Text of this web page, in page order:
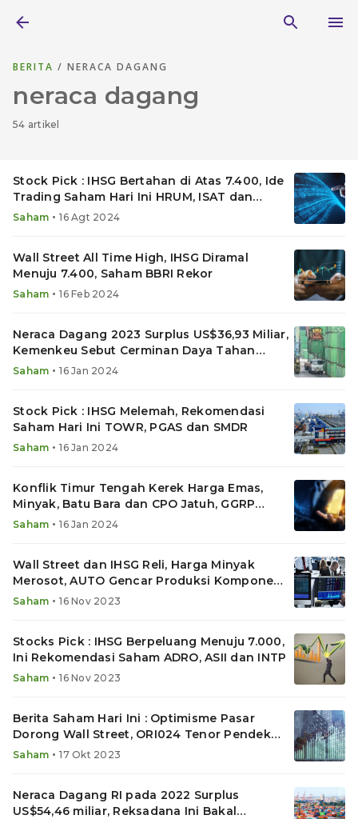
BERITA / NERACA DAGANG
neraca dagang
54 artikel
Stock Pick : IHSG Bertahan di Atas 7.400, Ide
Trading Saham Hari Ini HRUM, ISAT dan
MTDL
Saham • 16 Agt 2024
Wall Street All Time High, IHSG Diramal
Menuju 7.400, Saham BBRI Rekor
Saham • 16 Feb 2024
Neraca Dagang 2023 Surplus US$36,93 Miliar,
Kemenkeu Sebut Cerminan Daya Tahan
Ekonomi
Saham • 16 Jan 2024
Stock Pick : IHSG Melemah, Rekomendasi
Saham Hari Ini TOWR, PGAS dan SMDR
Saham • 16 Jan 2024
Konflik Timur Tengah Kerek Harga Emas,
Minyak, Batu Bara dan CPO Jatuh, GGRP
Ekspor Baja
Saham • 16 Jan 2024
Wall Street dan IHSG Reli, Harga Minyak
Merosot, AUTO Gencar Produksi Komponen
EV
Saham • 16 Nov 2023
Stocks Pick : IHSG Berpeluang Menuju 7.000,
Ini Rekomendasi Saham ADRO, ASII dan INTP
Saham • 16 Nov 2023
Berita Saham Hari Ini : Optimisme Pasar
Dorong Wall Street, ORI024 Tenor Pendek
Laris, RGAS IPO
Saham • 17 Okt 2023
Neraca Dagang RI pada 2022 Surplus
US$54,46 miliar, Reksadana Ini Bakal